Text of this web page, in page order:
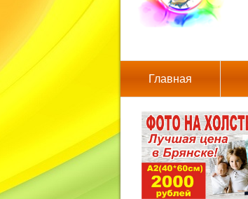
Главная